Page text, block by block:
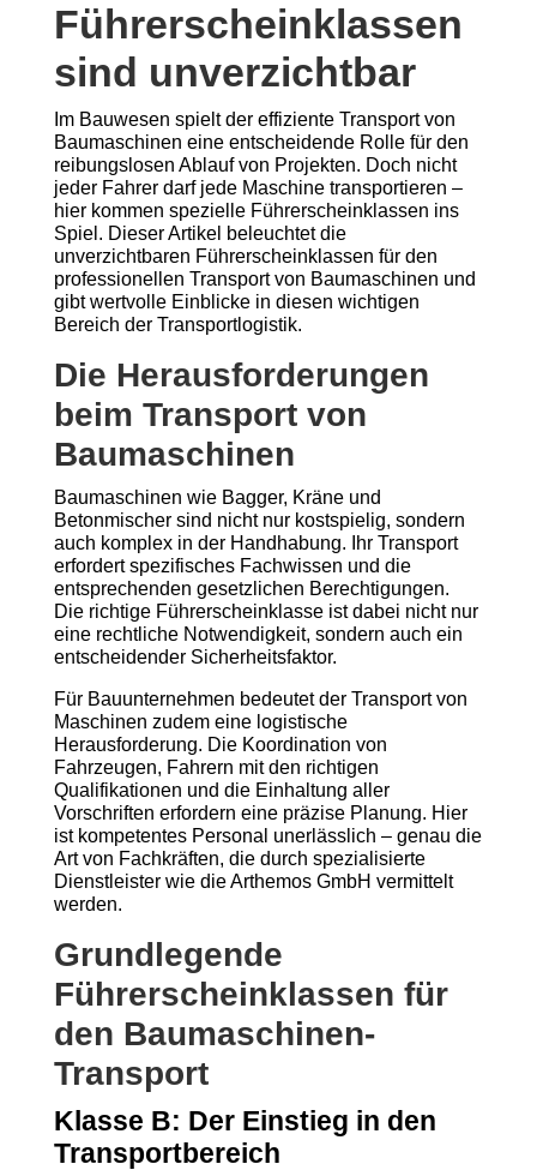
Führerscheinklassen
sind unverzichtbar
Im Bauwesen spielt der effiziente Transport von
Baumaschinen eine entscheidende Rolle für den
reibungslosen Ablauf von Projekten. Doch nicht
jeder Fahrer darf jede Maschine transportieren –
hier kommen spezielle Führerscheinklassen ins
Spiel. Dieser Artikel beleuchtet die
unverzichtbaren Führerscheinklassen für den
professionellen Transport von Baumaschinen und
gibt wertvolle Einblicke in diesen wichtigen
Bereich der Transportlogistik.
Die Herausforderungen
beim Transport von
Baumaschinen
Baumaschinen wie Bagger, Kräne und
Betonmischer sind nicht nur kostspielig, sondern
auch komplex in der Handhabung. Ihr Transport
erfordert spezifisches Fachwissen und die
entsprechenden gesetzlichen Berechtigungen.
Die richtige Führerscheinklasse ist dabei nicht nur
eine rechtliche Notwendigkeit, sondern auch ein
entscheidender Sicherheitsfaktor.
Für Bauunternehmen bedeutet der Transport von
Maschinen zudem eine logistische
Herausforderung. Die Koordination von
Fahrzeugen, Fahrern mit den richtigen
Qualifikationen und die Einhaltung aller
Vorschriften erfordern eine präzise Planung. Hier
ist kompetentes Personal unerlässlich – genau die
Art von Fachkräften, die durch spezialisierte
Dienstleister wie die Arthemos GmbH vermittelt
werden.
Grundlegende
Führerscheinklassen für
den Baumaschinen-
Transport
Klasse B: Der Einstieg in den
Transportbereich